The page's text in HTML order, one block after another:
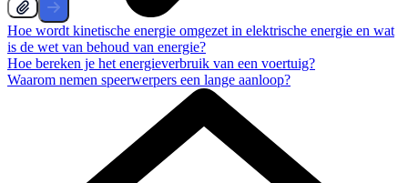
Hoe wordt kinetische energie omgezet in elektrische energie en wat
is de wet van behoud van energie?
Hoe bereken je het energieverbruik van een voertuig?
Waarom nemen speerwerpers een lange aanloop?